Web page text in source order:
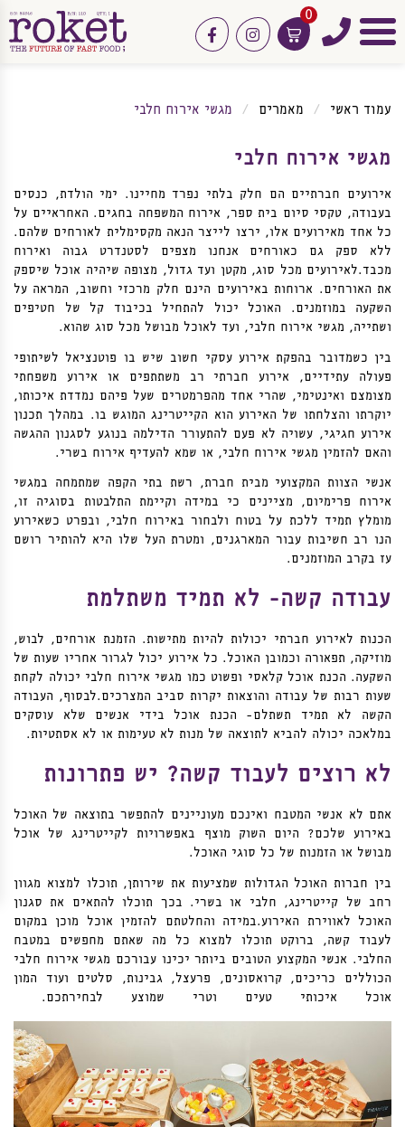
תפריט
טלפון
0
instagram
facebook
עמוד ראשי מאמרים מגשי אירוח חלבי
מגשי אירוח חלבי
אירועים חברתיים הם חלק בלתי נפרד מחיינו. ימי הולדת, כנסים
בעבודה, טקסי סיום בית ספר, אירוח המשפחה בחגים. האחראיים על
כל אחד מאירועים אלו, ירצו לייצר הנאה מקסימלית לאורחים שלהם.
ללא ספק גם כאורחים אנחנו מצפים לסטנדרט גבוה ואירוח
מכבד.לאירועים מכל סוג, מקטן ועד גדול, מצופה שיהיה אוכל שיספק
את האורחים. ארוחות באירועים הינם חלק מרכזי וחשוב, המראה על
השקעה במוזמנים. האוכל יכול להתחיל בכיבוד קל של חטיפים
ושתייה, מגשי אירוח חלבי, ועד לאוכל מבושל מכל סוג שהוא.
בין כשמדובר בהפקת אירוע עסקי חשוב שיש בו פוטנציאל לשיתופי
פעולה עתידיים, אירוע חברתי רב משתתפים או אירוע משפחתי
מצומצם ואינטימי, שהרי אחד מהפרמטרים שעל פיהם נמדדת איכותו,
יוקרתו והצלחתו של האירוע הוא הקייטרינג המוגש בו. במהלך תכנון
אירוע חגיגי, עשויה לא פעם להתעורר הדילמה בנוגע לסגנון ההגשה
והאם להזמין מגשי אירוח חלבי, או שמא להעדיף אירוח בשרי.
אנשי הצוות המקצועי מבית חברת, רשת בתי הקפה שמתמחה במגשי
אירוח פרימיום, מציינים כי במידה וקיימת התלבטות בסוגיה זו,
מומלץ תמיד ללכת על בטוח ולבחור באירוח חלבי, ובפרט כשאירוע
הנו רב חשיבות עבור המארגנים, ומטרת העל שלו היא להותיר רושם
עז בקרב המוזמנים.
עבודה קשה- לא תמיד משתלמת
הכנות לאירוע חברתי יכולות להיות מתישות. הזמנת אורחים, לבוש,
מוזיקה, תפאורה וכמובן האוכל. כל אירוע יכול לגרור אחריו שעות של
השקעה. הכנת אוכל קלאסי ופשוט כמו מגשי אירוח חלבי יכולה לקחת
שעות רבות של עבודה והוצאות יקרות סביב המצרכים.לבסוף, העבודה
הקשה לא תמיד תשתלם- הכנת אוכל בידי אנשים שלא עוסקים
במלאכה יכולה להביא לתוצאה של מנות לא טעימות או לא אסתטיות.
לא רוצים לעבוד קשה? יש פתרונות
אתם לא אנשי המטבח ואינכם מעוניינים להתפשר בתוצאה של האוכל
באירוע שלכם? היום השוק מוצף באפשרויות לקייטרינג של אוכל
מבושל או הזמנות של כל סוגי האוכל.
בין חברות האוכל הגדולות שמציעות את שירותן, תוכלו למצוא מגוון
רחב של קייטרינג, חלבי או בשרי. בכך תוכלו להתאים את סגנון
האוכל לאווירת האירוע.במידה והחלטתם להזמין אוכל מוכן במקום
לעבוד קשה, ברוקט תוכלו למצוא כל מה שאתם מחפשים במטבח
החלבי. אנשי המקצוע הטובים ביותר יכינו עבורכם מגשי אירוח חלבי
הכוללים כריכים, קרואסונים, פרעצל, גבינות, סלטים ועוד המון
אוכל איכותי טעים וטרי שמוצע לבחירתכם.